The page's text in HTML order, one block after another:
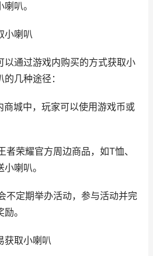
叭。
小喇叭
以通过游戏内购买的方式获取小
几种途径：
商城中，玩家可以使用游戏币或
荣耀官方周边商品，如T恤、
喇叭。
不定期举办活动，参与活动并完
。
获取小喇叭